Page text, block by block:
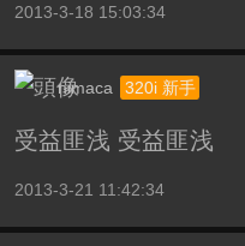
2013-3-18 15:03:34
nimaca 320i 新手
受益匪浅 受益匪浅
2013-3-21 11:42:34